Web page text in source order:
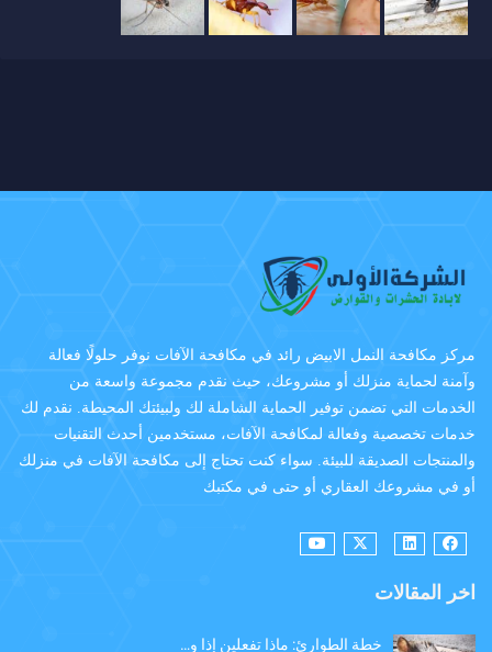
مركز مكافحة النمل الابيض رائد في مكافحة الآفات نوفر حلولًا فعالة
وآمنة لحماية منزلك أو مشروعك، حيث نقدم مجموعة واسعة من
الخدمات التي تضمن توفير الحماية الشاملة لك ولبيئتك المحيطة. نقدم لك
خدمات تخصصية وفعالة لمكافحة الآفات، مستخدمين أحدث التقنيات
والمنتجات الصديقة للبيئة. سواء كنت تحتاج إلى مكافحة الآفات في منزلك
أو في مشروعك العقاري أو حتى في مكتبك
اخر المقالات
خطة الطوارئ: ماذا تفعلين إذا و…